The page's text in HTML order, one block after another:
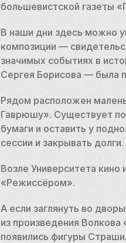
большевистской газеты
В наши дни здесь можно
композиции —
значимых событиях в
Сергея Борисова — была
Рядом расположен
Гаврюшу». Существует
бумаги и оставить у
сессии и закрывать долги.
Возле Университета
«Режиссёром».
А если заглянуть во
из произведения
появились фигуры